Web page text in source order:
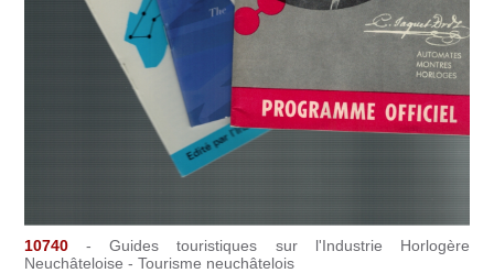
10740 - Guides touristiques sur l'Industrie Horlogère
Neuchâteloise - Tourisme neuchâtelois